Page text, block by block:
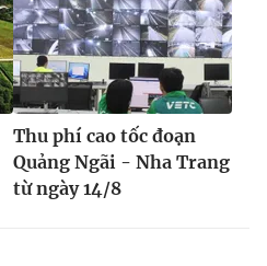
Thu phí cao tốc đoạn
Quảng Ngãi - Nha Trang
từ ngày 14/8